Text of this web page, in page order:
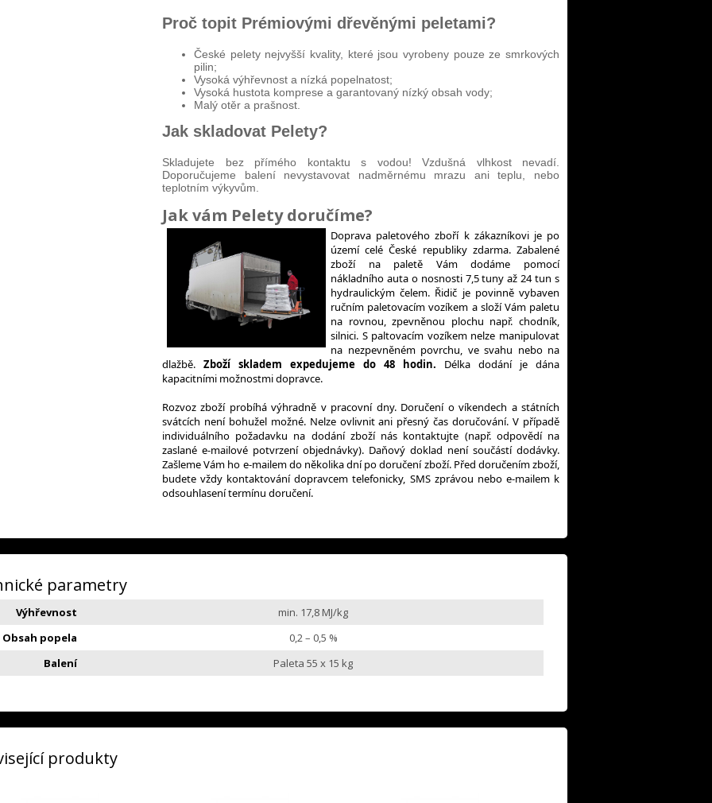
Proč topit Prémiovými dřevěnými peletami?
České pelety nejvyšší kvality, které jsou vyrobeny pouze ze smrkových
pilin;
Vysoká výhřevnost a nízká popelnatost;
Vysoká hustota komprese a garantovaný nízký obsah vody;
Malý otěr a prašnost.
Jak skladovat Pelety?
Skladujete bez přímého kontaktu s vodou! Vzdušná vlhkost nevadí.
Doporučujeme balení nevystavovat nadměrnému mrazu ani teplu, nebo
teplotním výkyvům.
Jak vám Pelety doručíme?
Doprava paletového zboří k zákazníkovi je po
území celé České republiky zdarma. Zabalené
zboží na paletě Vám dodáme pomocí
nákladního auta o nosnosti 7,5 tuny až 24 tun s
hydraulickým čelem. Řidič je povinně vybaven
ručním paletovacím vozíkem a složí Vám paletu
na rovnou, zpevněnou plochu např. chodník,
silnici. S paltovacím vozíkem nelze manipulovat
na nezpevněném povrchu, ve svahu nebo na
dlažbě. Zboží skladem expedujeme do 48 hodin. Délka dodání je dána
kapacitními možnostmi dopravce.
Rozvoz zboží probíhá výhradně v pracovní dny. Doručení o víkendech a státních
svátcích není bohužel možné. Nelze ovlivnit ani přesný čas doručování. V případě
individuálního požadavku na dodání zboží nás kontaktujte (např. odpovědí na
zaslané e-mailové potvrzení objednávky). Daňový doklad není součástí dodávky.
Zašleme Vám ho e-mailem do několika dní po doručení zboží. Před doručením zboží,
budete vždy kontaktování dopravcem telefonicky, SMS zprávou nebo e-mailem k
odsouhlasení termínu doručení.
parametry
Výhřevnost
min. 17,8 MJ/kg
Obsah popela
0,2 – 0,5 %
Balení
Paleta 55 x 15 kg
produkty